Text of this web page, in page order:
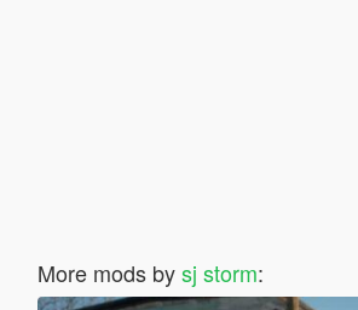
More mods bysj storm: